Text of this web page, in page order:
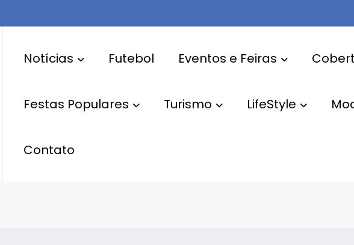
Notícias Futebol Eventos e Feiras
Festas Populares Turismo LifeStyle
Contato